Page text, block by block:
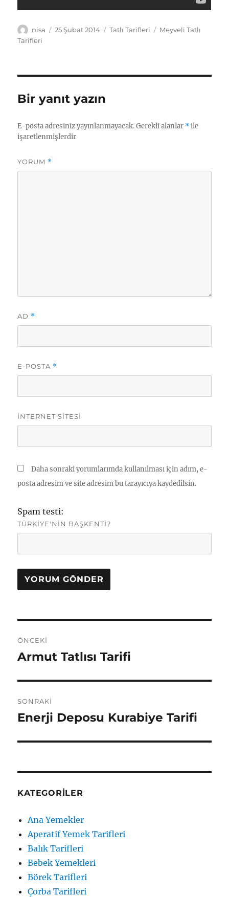
Yazar
nisa
Yayın
25 Şubat 2014 Kategoriler
Tatlı Tarifleri Etiketler
Meyveli Tatlı
Tarifleri
Bir yanıt yazın
E-posta adresiniz yayınlanmayacak. Gerekli alanlar *ile
işaretlenmişlerdir
YORUM *
AD *
E-POSTA *
İNTERNET SITESI
Daha sonraki yorumlarımda kullanılması için adım, e-
posta adresim ve site adresim bu tarayıcıya kaydedilsin.
Spam testi:
TÜRKIYE'NIN BAŞKENTI?
gezinmesi
ÖNCEKI
Önceki
Armut Tatlısı Tarifi
SONRAKI
Sonraki
Enerji Deposu Kurabiye Tarifi
KATEGORILER
Ana Yemekler
Aperatif Yemek Tarifleri
Balık Tarifleri
Bebek Yemekleri
Börek Tarifleri
Çorba Tarifleri